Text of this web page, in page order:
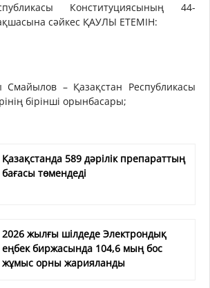
Конституциясының 44-
сәйкес ҚАУЛЫ ЕТЕМІН:
Смайылов – Қазақстан Республикасы
бірінші орынбасары;
Қазақстанда 589 дәрілік препараттың
бағасы төмендеді
2026 жылғы шілдеде Электрондық
еңбек биржасында 104,6 мың бос
жұмыс орны жарияланды